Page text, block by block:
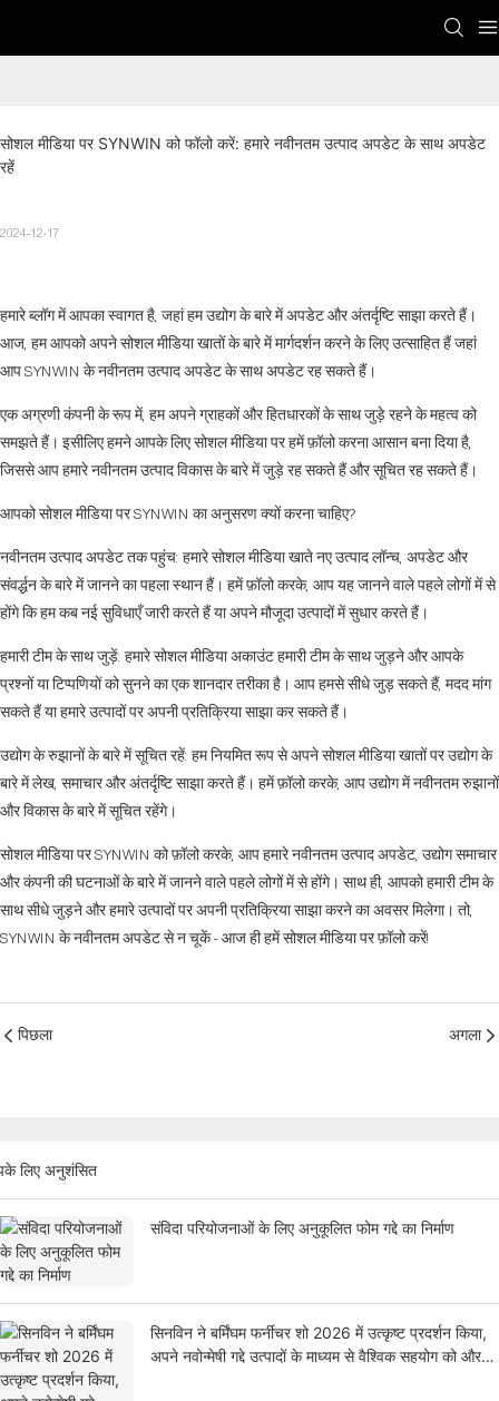
सोशल मीडिया पर SYNWIN को फॉलो करें: हमारे नवीनतम उत्पाद अपडेट के साथ अपडेट
रहें
2024-12-17
हमारे ब्लॉग में आपका स्वागत है, जहां हम उद्योग के बारे में अपडेट और अंतर्दृष्टि साझा करते हैं।
आज, हम आपको अपने सोशल मीडिया खातों के बारे में मार्गदर्शन करने के लिए उत्साहित हैं जहां
आप SYNWIN के नवीनतम उत्पाद अपडेट के साथ अपडेट रह सकते हैं।
एक अग्रणी कंपनी के रूप में, हम अपने ग्राहकों और हितधारकों के साथ जुड़े रहने के महत्व को
समझते हैं। इसीलिए हमने आपके लिए सोशल मीडिया पर हमें फ़ॉलो करना आसान बना दिया है,
जिससे आप हमारे नवीनतम उत्पाद विकास के बारे में जुड़े रह सकते हैं और सूचित रह सकते हैं।
आपको सोशल मीडिया पर SYNWIN का अनुसरण क्यों करना चाहिए?
नवीनतम उत्पाद अपडेट तक पहुंच: हमारे सोशल मीडिया खाते नए उत्पाद लॉन्च, अपडेट और
संवर्द्धन के बारे में जानने का पहला स्थान हैं। हमें फ़ॉलो करके, आप यह जानने वाले पहले लोगों में से
होंगे कि हम कब नई सुविधाएँ जारी करते हैं या अपने मौजूदा उत्पादों में सुधार करते हैं।
हमारी टीम के साथ जुड़ें: हमारे सोशल मीडिया अकाउंट हमारी टीम के साथ जुड़ने और आपके
प्रश्नों या टिप्पणियों को सुनने का एक शानदार तरीका है। आप हमसे सीधे जुड़ सकते हैं, मदद मांग
सकते हैं या हमारे उत्पादों पर अपनी प्रतिक्रिया साझा कर सकते हैं।
उद्योग के रुझानों के बारे में सूचित रहें: हम नियमित रूप से अपने सोशल मीडिया खातों पर उद्योग के
बारे में लेख, समाचार और अंतर्दृष्टि साझा करते हैं। हमें फ़ॉलो करके, आप उद्योग में नवीनतम रुझानों
और विकास के बारे में सूचित रहेंगे।
सोशल मीडिया पर SYNWIN को फ़ॉलो करके, आप हमारे नवीनतम उत्पाद अपडेट, उद्योग समाचार
और कंपनी की घटनाओं के बारे में जानने वाले पहले लोगों में से होंगे। साथ ही, आपको हमारी टीम के
साथ सीधे जुड़ने और हमारे उत्पादों पर अपनी प्रतिक्रिया साझा करने का अवसर मिलेगा। तो,
SYNWIN के नवीनतम अपडेट से न चूकें - आज ही हमें सोशल मीडिया पर फ़ॉलो करें!
पिछला अगला
लिए अनुशंसित
संविदा परियोजनाओं के लिए अनुकूलित फोम गद्दे का निर्माण
सिनविन ने बर्मिंघम फर्नीचर शो 2026 में उत्कृष्ट प्रदर्शन किया,
अपने नवोन्मेषी गद्दे उत्पादों के माध्यम से वैश्विक सहयोग को और